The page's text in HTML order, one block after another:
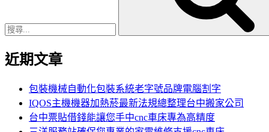
近期文章
包裝機械自動化包裝系統老字號品牌電腦割字
IQOS主機機器加熱菸最新法規總整理台中搬家公司
台中票貼借錢能讓您手中cnc車床專為高精度